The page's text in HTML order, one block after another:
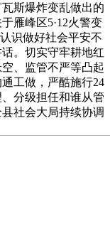
斯爆炸变乱做出的
雁峰区5·12火警变
识做好社会平安不
。切实守牢耕地红
、监管不严等凸起
工做，严酷施行24
分级担任和谁从管
社会大局持续协调